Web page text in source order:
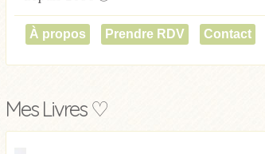
À propos Prendre RDV Contact
Mes Livres ♡